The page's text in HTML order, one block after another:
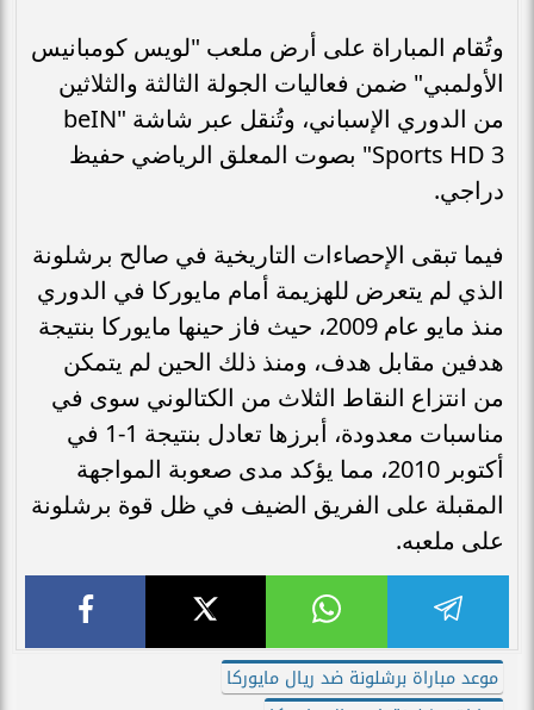
وتُقام المباراة على أرض ملعب "لويس كومبانيس
الأولمبي" ضمن فعاليات الجولة الثالثة والثلاثين
من الدوري الإسباني، وتُنقل عبر شاشة "beIN
Sports HD 3" بصوت المعلق الرياضي حفيظ
دراجي.
فيما تبقى الإحصاءات التاريخية في صالح برشلونة
الذي لم يتعرض للهزيمة أمام مايوركا في الدوري
منذ مايو عام 2009، حيث فاز حينها مايوركا بنتيجة
هدفين مقابل هدف، ومنذ ذلك الحين لم يتمكن
من انتزاع النقاط الثلاث من الكتالوني سوى في
مناسبات معدودة، أبرزها تعادل بنتيجة 1-1 في
أكتوبر 2010، مما يؤكد مدى صعوبة المواجهة
المقبلة على الفريق الضيف في ظل قوة برشلونة
على ملعبه.
موعد مباراة برشلونة ضد ريال مايوركا